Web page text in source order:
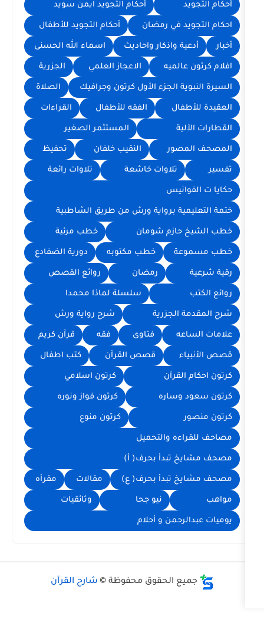
أحكام التجويد ايمن سويد
في رمضان أحكام التجويد للأطفال
واذكار واحاديث اسماء الله الحسنى
الاعجاز العلمي الجزرية
الجزء الأول كرتون وجرافيك الصلاة
الفقه للأطفال القراءات
المستثمر الصغير
النقيب خلفان تحفيظ
تلاوات خاشعة تلاوات رائعة
برواية ورش من طريق الشاطبية
شومان خطب مرئية
خطب مكتوبه دورية الضفادع
رمضان روائع القصص
سلسلة لماذا محمدا
الجزرية شرح رواية ورش
فتاوى فقه قرآن كريم
قصص القرآن كتب اطفال
كرتون اسلامي
كرتون فواز ونوره
كرتون منوع
والتحميل
تبدأ بحرف( أ)
تبدأ بحرف( ع) مقالات مقرأه
نيو جحا وثائقيات
و أحلام
الحقوق محفوظة © شارح القرآن